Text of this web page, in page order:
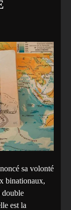
sa volonté
binationaux,
double
est la